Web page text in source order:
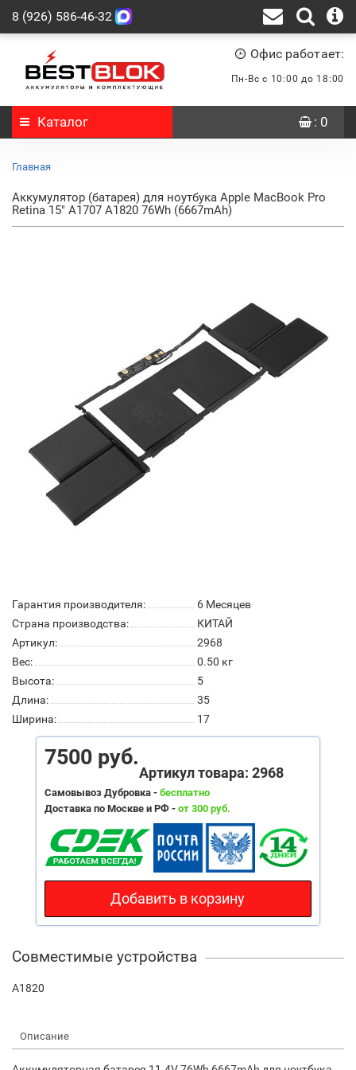
8 (926) 586-46-32
Офис работает:
Пн-Вс с 10:00 до 18:00
Каталог : 0
Главная
Аккумулятор (батарея) для ноутбука Apple MacBook Pro
Retina 15" A1707 A1820 76Wh (6667mAh)
Гарантия производителя:
6 Месяцев
Страна производства:
КИТАЙ
Артикул:
2968
Вес:
0.50 кг
Высота:
5
Длина:
35
Ширина:
17
7500 руб.
Артикул товара: 2968
Самовывоз Дубровка - бесплатно
Доставка по Москве и РФ - от 300 руб.
Добавить в корзину
Совместимые устройства
A1820
Описание